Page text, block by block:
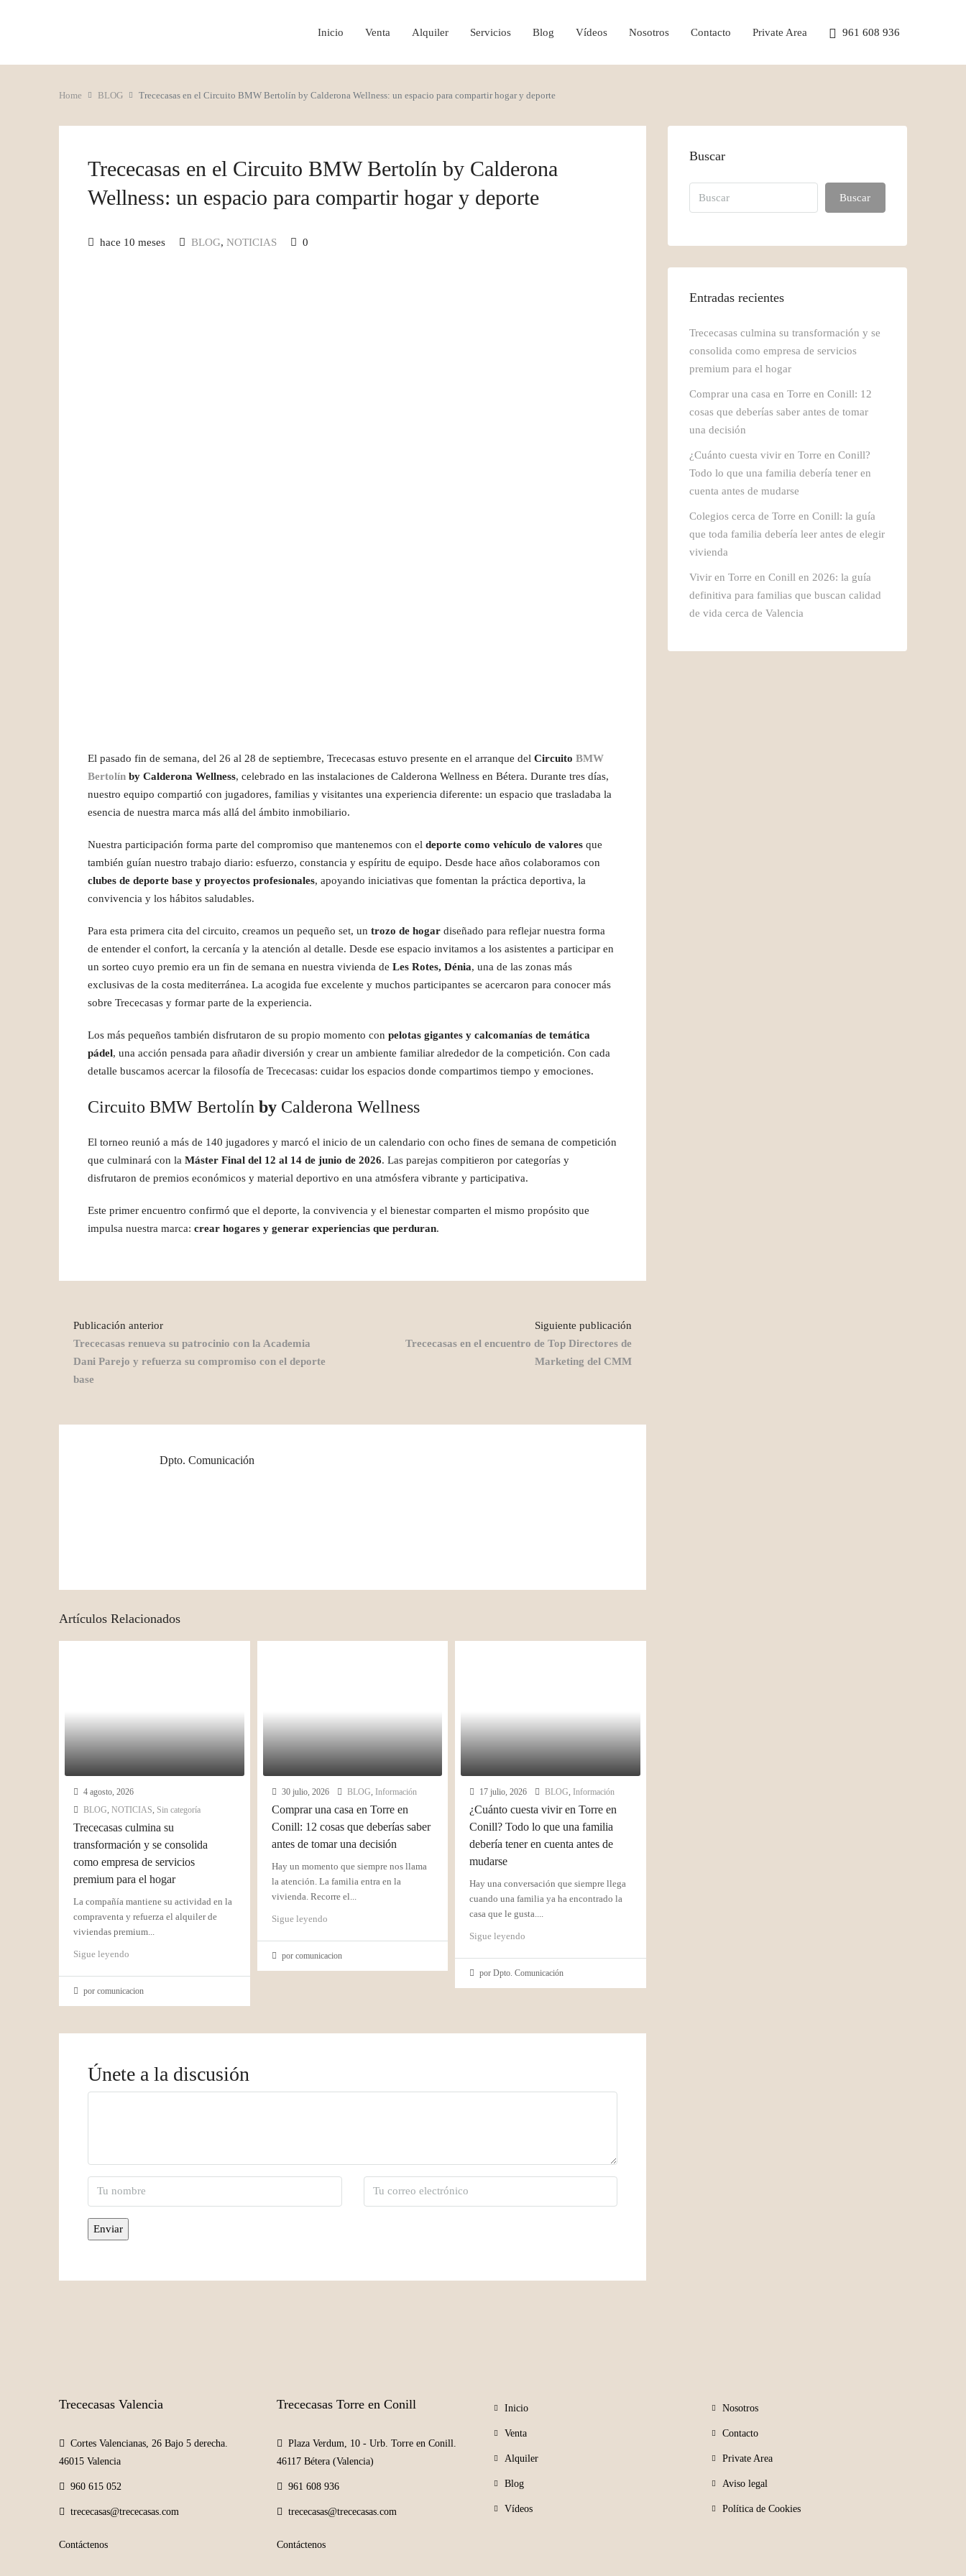
Inicio Venta Alquiler Servicios Blog Vídeos Nosotros Contacto Private Area 961 608 936
Home BLOG Trececasas en el Circuito BMW Bertolín by Calderona Wellness: un espacio para compartir hogar y deporte
Trececasas en el Circuito BMW Bertolín by Calderona
Wellness: un espacio para compartir hogar y deporte
hace 10 meses BLOG, NOTICIAS 0
El pasado fin de semana, del 26 al 28 de septiembre, Trececasas estuvo presente en el arranque del Circuito BMW
Bertolín by Calderona Wellness, celebrado en las instalaciones de Calderona Wellness en Bétera. Durante tres días,
nuestro equipo compartió con jugadores, familias y visitantes una experiencia diferente: un espacio que trasladaba la
esencia de nuestra marca más allá del ámbito inmobiliario.
Nuestra participación forma parte del compromiso que mantenemos con el deporte como vehículo de valores que
también guían nuestro trabajo diario: esfuerzo, constancia y espíritu de equipo. Desde hace años colaboramos con
clubes de deporte base y proyectos profesionales, apoyando iniciativas que fomentan la práctica deportiva, la
convivencia y los hábitos saludables.
Para esta primera cita del circuito, creamos un pequeño set, un trozo de hogar diseñado para reflejar nuestra forma
de entender el confort, la cercanía y la atención al detalle. Desde ese espacio invitamos a los asistentes a participar en
un sorteo cuyo premio era un fin de semana en nuestra vivienda de Les Rotes, Dénia, una de las zonas más
exclusivas de la costa mediterránea. La acogida fue excelente y muchos participantes se acercaron para conocer más
sobre Trececasas y formar parte de la experiencia.
Los más pequeños también disfrutaron de su propio momento con pelotas gigantes y calcomanías de temática
pádel, una acción pensada para añadir diversión y crear un ambiente familiar alrededor de la competición. Con cada
detalle buscamos acercar la filosofía de Trececasas: cuidar los espacios donde compartimos tiempo y emociones.
Circuito BMW Bertolín by Calderona Wellness
El torneo reunió a más de 140 jugadores y marcó el inicio de un calendario con ocho fines de semana de competición
que culminará con la Máster Final del 12 al 14 de junio de 2026. Las parejas compitieron por categorías y
disfrutaron de premios económicos y material deportivo en una atmósfera vibrante y participativa.
Este primer encuentro confirmó que el deporte, la convivencia y el bienestar comparten el mismo propósito que
impulsa nuestra marca: crear hogares y generar experiencias que perduran.
Publicación anterior
Trececasas renueva su patrocinio con la Academia
Dani Parejo y refuerza su compromiso con el deporte
base
Siguiente publicación
Trececasas en el encuentro de Top Directores de
Marketing del CMM
Dpto. Comunicación
Artículos Relacionados
4 agosto, 2026
BLOG NOTICIAS Sin categoría
Trececasas culmina su
transformación y se consolida
como empresa de servicios
premium para el hogar
La compañía mantiene su actividad en la
compraventa y refuerza el alquiler de
viviendas premium...
Sigue leyendo
por comunicacion
30 julio, 2026 BLOG Información
Comprar una casa en Torre en
Conill: 12 cosas que deberías saber
antes de tomar una decisión
Hay un momento que siempre nos llama
la atención. La familia entra en la
vivienda. Recorre el...
Sigue leyendo
por comunicacion
17 julio, 2026 BLOG Información
¿Cuánto cuesta vivir en Torre en
Conill? Todo lo que una familia
debería tener en cuenta antes de
mudarse
Hay una conversación que siempre llega
cuando una familia ya ha encontrado la
casa que le gusta....
Sigue leyendo
por Dpto. Comunicación
Únete a la discusión
Buscar
Buscar
Entradas recientes
Trececasas culmina su transformación y se
consolida como empresa de servicios
premium para el hogar
Comprar una casa en Torre en Conill: 12
cosas que deberías saber antes de tomar
una decisión
¿Cuánto cuesta vivir en Torre en Conill?
Todo lo que una familia debería tener en
cuenta antes de mudarse
Colegios cerca de Torre en Conill: la guía
que toda familia debería leer antes de elegir
vivienda
Vivir en Torre en Conill en 2026: la guía
definitiva para familias que buscan calidad
de vida cerca de Valencia
Trececasas Valencia
Cortes Valencianas, 26 Bajo 5 derecha.
46015 Valencia
960 615 052
trececasas@trececasas.com
Contáctenos
Trececasas Torre en Conill
Plaza Verdum, 10 - Urb. Torre en Conill.
46117 Bétera (Valencia)
961 608 936
trececasas@trececasas.com
Contáctenos
Inicio
Venta
Alquiler
Blog
Vídeos
Nosotros
Contacto
Private Area
Aviso legal
Política de Cookies